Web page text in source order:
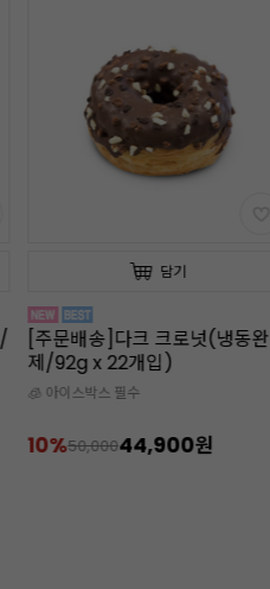
담기
[주문배송]다크 크로넛(냉동완
제/92g x 22개입)
🧊 아이스박스 필수
10%50,00044,900원